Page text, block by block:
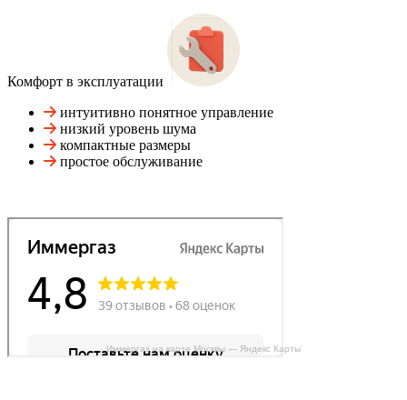
Комфорт в эксплуатации
интуитивно понятное управление
низкий уровень шума
компактные размеры
простое обслуживание
Иммергаз на карте Москвы — Яндекс Карты